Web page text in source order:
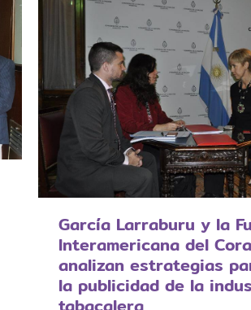
García Larraburu y la
Interamericana del
analizan estrategias
la publicidad de la